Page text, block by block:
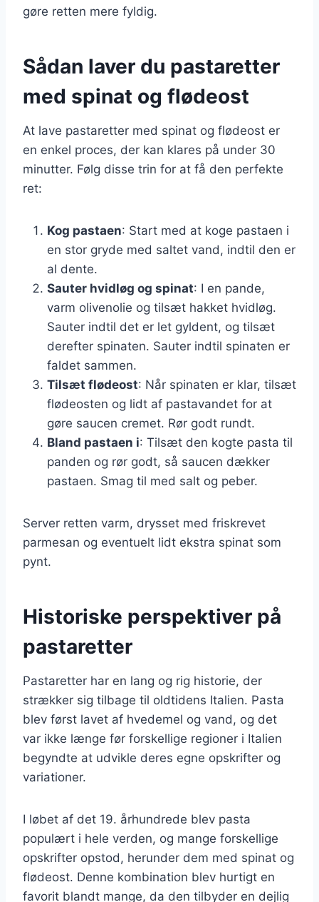
gøre retten mere fyldig.
Sådan laver du pastaretter
med spinat og flødeost
At lave pastaretter med spinat og flødeost er
en enkel proces, der kan klares på under 30
minutter. Følg disse trin for at få den perfekte
ret:
Kog pastaen: Start med at koge pastaen i
en stor gryde med saltet vand, indtil den er
al dente.
Sauter hvidløg og spinat: I en pande,
varm olivenolie og tilsæt hakket hvidløg.
Sauter indtil det er let gyldent, og tilsæt
derefter spinaten. Sauter indtil spinaten er
faldet sammen.
Tilsæt flødeost: Når spinaten er klar, tilsæt
flødeosten og lidt af pastavandet for at
gøre saucen cremet. Rør godt rundt.
Bland pastaen i: Tilsæt den kogte pasta til
panden og rør godt, så saucen dækker
pastaen. Smag til med salt og peber.
Server retten varm, drysset med friskrevet
parmesan og eventuelt lidt ekstra spinat som
pynt.
Historiske perspektiver på
pastaretter
Pastaretter har en lang og rig historie, der
strækker sig tilbage til oldtidens Italien. Pasta
blev først lavet af hvedemel og vand, og det
var ikke længe før forskellige regioner i Italien
begyndte at udvikle deres egne opskrifter og
variationer.
I løbet af det 19. århundrede blev pasta
populært i hele verden, og mange forskellige
opskrifter opstod, herunder dem med spinat og
flødeost. Denne kombination blev hurtigt en
favorit blandt mange, da den tilbyder en dejlig